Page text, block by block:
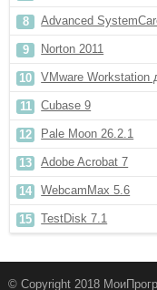
Advanced
Norton 2011
VMware Workstation
Cubase 9
Pale Moon 26.2.1
Adobe Acrobat 7
WebcamMax 5.6
TestDisk 7.1
© Copyright 2018